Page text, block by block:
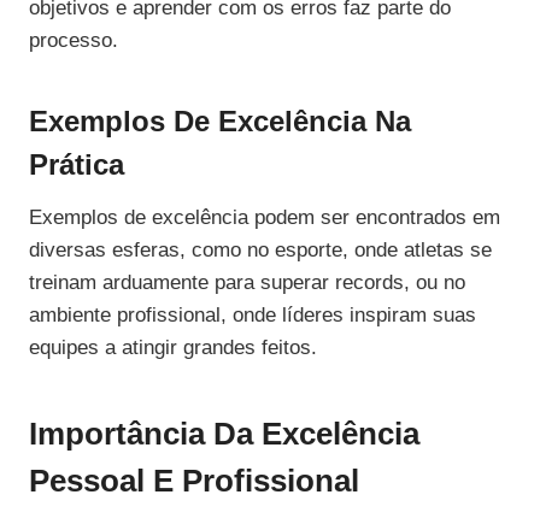
objetivos e aprender com os erros faz parte do
processo.
Exemplos De Excelência Na
Prática
Exemplos de excelência podem ser encontrados em
diversas esferas, como no esporte, onde atletas se
treinam arduamente para superar records, ou no
ambiente profissional, onde líderes inspiram suas
equipes a atingir grandes feitos.
Importância Da Excelência
Pessoal E Profissional